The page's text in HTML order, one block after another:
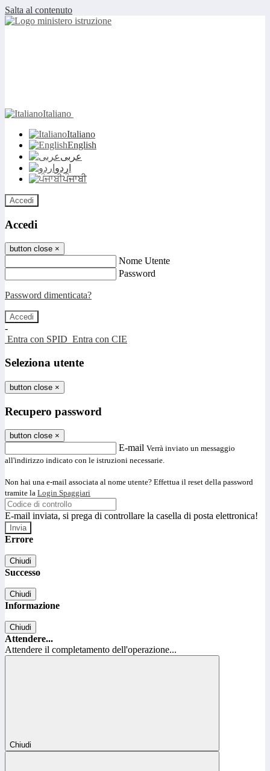
Salta al contenuto
Italiano
Italiano
English
عربى
اردو
ਪੰਜਾਬੀ
Accedi
Accedi
button close ×
Nome Utente
Password
Password dimenticata?
-
Entra con SPID Entra con CIE
Seleziona utente
button close ×
Recupero password
button close ×
E-mail Verrà inviato un messaggio
all'indirizzo indicato con le istruzioni necessarie.
Non hai una e-mail associata al nome utente? Effettua il reset della password
tramite la Login Spaggiari
E-mail inviata, si prega di controllare la casella di posta elettronica!
Errore
Chiudi
Successo
Chiudi
Informazione
Chiudi
Attendere...
Attendere il completamento dell'operazione...
Chiudi